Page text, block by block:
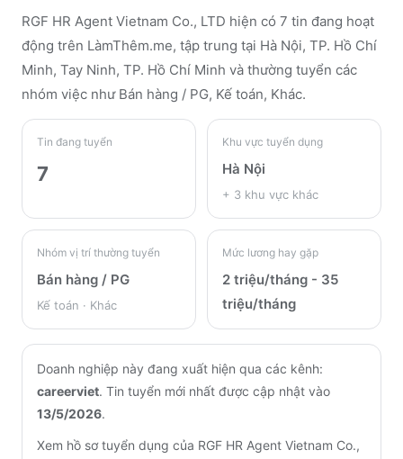
RGF HR Agent Vietnam Co., LTD hiện có 7 tin đang hoạt
động trên LàmThêm.me, tập trung tại Hà Nội, TP. Hồ Chí
Minh, Tay Ninh, TP. Hồ Chí Minh và thường tuyển các
nhóm việc như Bán hàng / PG, Kế toán, Khác.
Tin đang tuyển
7
Khu vực tuyển dụng
Hà Nội
+ 3 khu vực khác
Nhóm vị trí thường tuyển
Bán hàng / PG
Kế toán · Khác
Mức lương hay gặp
2 triệu/tháng - 35
triệu/tháng
Doanh nghiệp này đang xuất hiện qua các kênh:
careerviet. Tin tuyển mới nhất được cập nhật vào
13/5/2026.
Xem hồ sơ tuyển dụng của RGF HR Agent Vietnam Co.,